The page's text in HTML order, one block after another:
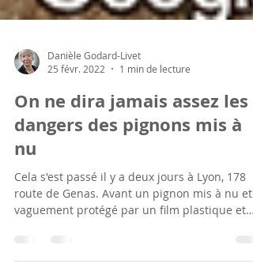
Danièle Godard-Livet
25 févr. 2022
1 min de lecture
On ne dira jamais assez les
nu
Cela s'est passé il y a deux jours à Lyon, 178
un...